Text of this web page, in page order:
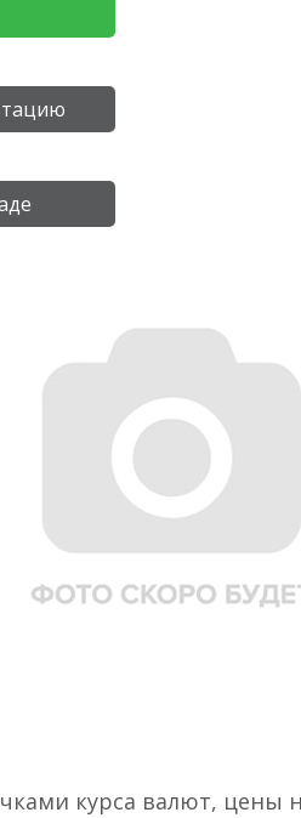
курса валют, цены